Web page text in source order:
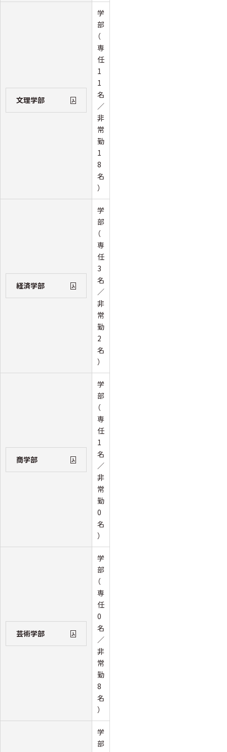
文理学部
学
部
（
専
任
1
1
名
／
非
常
勤
1
8
名
）
経済学部
学
部
（
専
任
3
名
／
非
常
勤
2
名
）
商学部
学
部
（
専
任
1
名
／
非
常
勤
0
名
）
芸術学部
学
部
（
専
任
0
名
／
非
常
勤
8
名
）
学
部